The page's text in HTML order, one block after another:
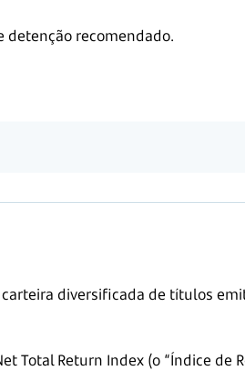
detenção recomendado.
diversificada de títulos
Total Return Index (o “Índice de